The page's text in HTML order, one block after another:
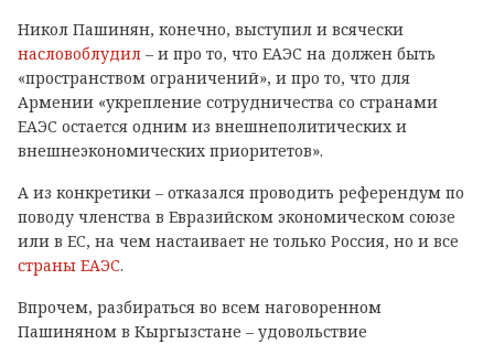
Никол Пашинян, конечно, выступил и всячески
насловоблудил – и про то, что ЕАЭС на должен быть
«пространством ограничений», и про то, что для
Армении «укрепление сотрудничества со странами
ЕАЭС остается одним из внешнеполитических и
внешнеэкономических приоритетов».
А из конкретики – отказался проводить референдум по
поводу членства в Евразийском экономическом союзе
или в ЕС, на чем настаивает не только Россия, но и все
страны ЕАЭС.
Впрочем, разбираться во всем наговоренном
Пашиняном в Кыргызстане – удовольствие